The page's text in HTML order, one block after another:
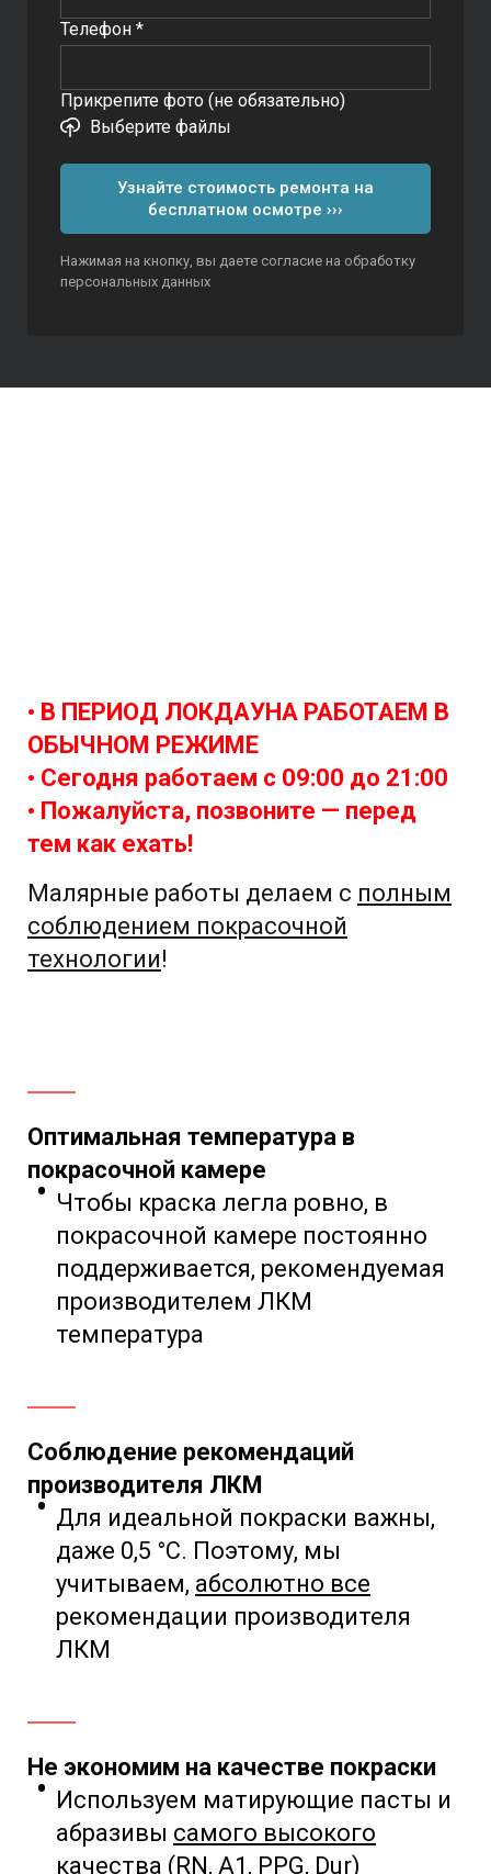
Телефон *
Прикрепите фото (не обязательно)
Выберите файлы
Узнайте стоимость ремонта на
бесплатном осмотре ›››
Нажимая на кнопку, вы даете согласие на обработку
персональных данных
• В ПЕРИОД ЛОКДАУНА РАБОТАЕМ В
ОБЫЧНОМ РЕЖИМЕ
• Сегодня работаем с 09:00 до 21:00
• Пожалуйста, позвоните — перед
тем как ехать!
Малярные работы делаем с полным
соблюдением покрасочной
технологии!
Оптимальная температура в
покрасочной камере
Чтобы краска легла ровно, в
покрасочной камере постоянно
поддерживается, рекомендуемая
производителем ЛКМ
температура
Соблюдение рекомендаций
производителя ЛКМ
Для идеальной покраски важны,
даже 0,5 °С. Поэтому, мы
учитываем, абсолютно все
рекомендации производителя
ЛКМ
Не экономим на качестве покраски
Используем матирующие пасты и
абразивы самого высокого
качества (RN, A1, PPG, Dur)